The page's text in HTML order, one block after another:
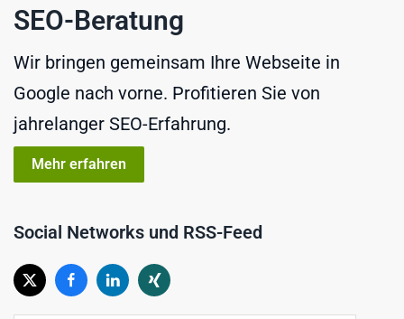
SEO-Beratung
Wir bringen gemeinsam Ihre Webseite in
Google nach vorne. Profitieren Sie von
jahrelanger SEO-Erfahrung.
Mehr erfahren
Social Networks und RSS-Feed